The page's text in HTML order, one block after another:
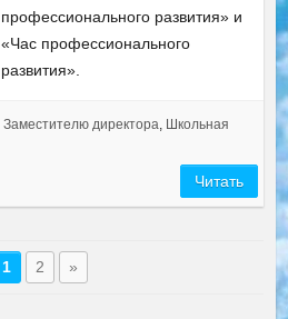
профессионального развития» и
«Час профессионального
развития».
Заместителю директора Школьная
Читать
1 2 »